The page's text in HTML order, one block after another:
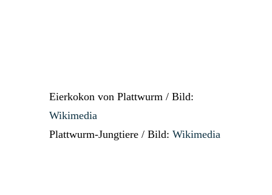
Eierkokon von Plattwurm / Bild:
Wikimedia
Plattwurm-Jungtiere / Bild: Wikimedia